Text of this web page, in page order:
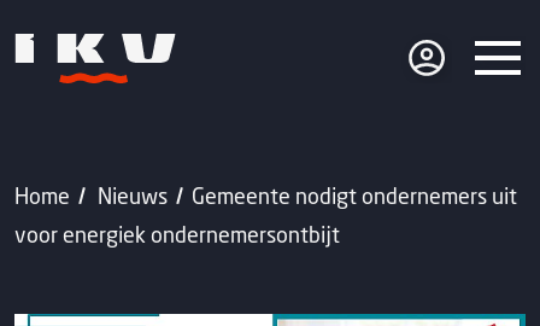
Home Nieuws
Gemeente nodigt ondernemers uit
voor energiek ondernemersontbijt